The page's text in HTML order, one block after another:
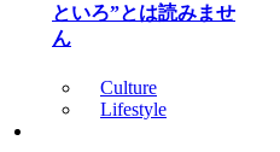
といろ”とは読みませ
ん
Culture
Lifestyle